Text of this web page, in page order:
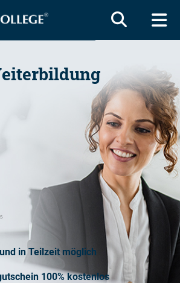
in Teilzeit möglich
100% kostenlos